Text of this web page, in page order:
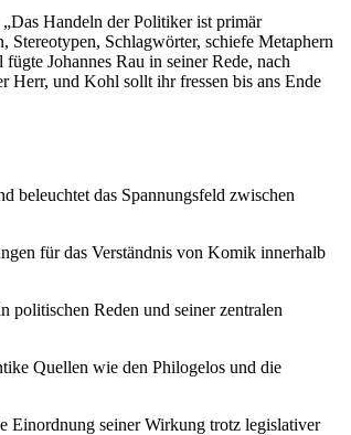
Handeln der Politiker ist primär
Schlagwörter, schiefe Metaphern
Johannes Rau in seiner Rede, nach
Herr, und Kohl sollt ihr fressen bis ans Ende
beleuchtet das Spannungsfeld zwischen
für das Verständnis von Komik innerhalb
politischen Reden und seiner zentralen
Quellen wie den Philogelos und die
Einordnung seiner Wirkung trotz legislativer